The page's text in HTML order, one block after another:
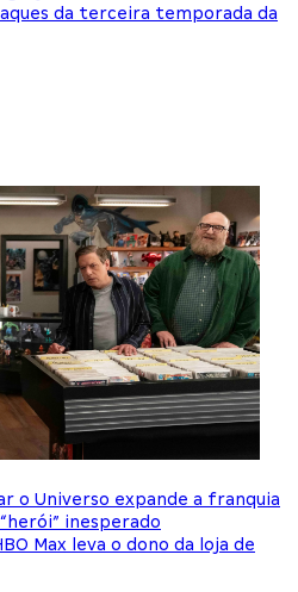
da terceira temporada da
o Universo expande a franquia
inesperado
Max leva o dono da loja de